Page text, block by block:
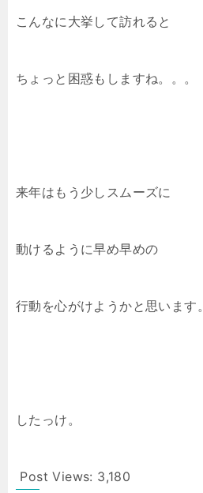
こんなに大挙して訪れると
ちょっと困惑もしますね。。。
来年はもう少しスムーズに
動けるように早め早めの
行動を心がけようかと思います。
したっけ。
Post Views: 3,180